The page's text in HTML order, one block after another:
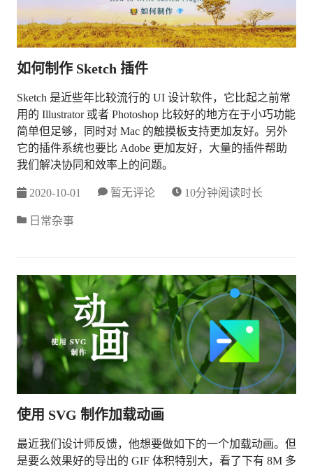
如何制作 Sketch 插件
Sketch 是近些年比较流行的 UI 设计软件，它比起之前常
用的 Illustrator 或者 Photoshop 比较好的地方在于小巧功能
简单但足够，同时对 Mac 的触摸板支持更加友好。另外
它的插件系统也要比 Adobe 更加友好，大量的插件帮助
我们解决协同和效率上的问题。
2020-10-01 暂无评论 10分钟阅读时长
日常杂事
使用 SVG 制作加载动画
最近我们设计师反馈，他想要做如下的一个加载动画。但
是要么效果好的导出的 GIF 体积特别大，看了下有 8M 多